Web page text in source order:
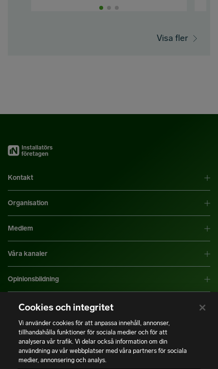
Visa fler
Kontakt
Organisation
Medlem
Våra kanaler
Opinionsbildning
Mer information
Copyright © Installatörsföretagen. Alla rättigheter förbehålls.
Integritetspolicy | Användning av cookies | Bli medlem
Cookies och integritet
Vi använder cookies för att anpassa innehåll, annonser,
tillhandahålla funktioner för sociala medier och för att
analysera vår trafik. Vi delar också information om din
användning av vår webbplatser med våra partners för sociala
medier, annonsering och analys.